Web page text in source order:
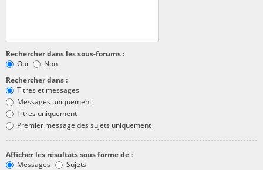
Rechercher dans les sous-forums :
Oui
Non
Rechercher dans :
Titres et messages
Messages uniquement
Titres uniquement
Premier message des sujets uniquement
Afficher les résultats sous forme de :
Messages
Sujets